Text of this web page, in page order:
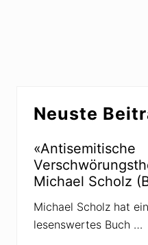
t
h
o
r
i
e
n
m
H
i
Neuste
«Antisemitische
Michael Scholz
Michael Scholz hat
lesenswertes Buch …